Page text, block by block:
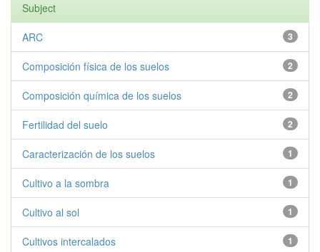
Subject
3
ARC
2
Composición física de los suelos
2
Composición química de los suelos
2
Fertilidad del suelo
1
Caracterización de los suelos
1
Cultivo a la sombra
1
Cultivo al sol
1
Cultivos intercalados